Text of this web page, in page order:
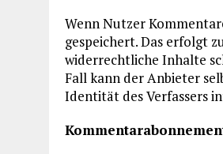
Wenn Nutzer
gespeichert. Das erfolgt
widerrechtliche Inhalte
Fall kann der Anbieter
Identität des Verfassers